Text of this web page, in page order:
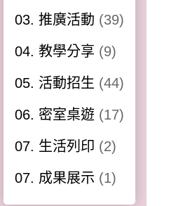
03. 推廣活動 (39)
04. 教學分享 (9)
05. 活動招生 (44)
06. 密室桌遊 (17)
07. 生活列印 (2)
07. 成果展示 (1)